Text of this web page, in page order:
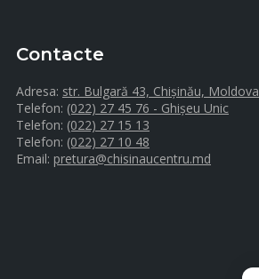
Contacte
Adresa: str. Bulgară 43, Chișinău, Moldova
Telefon: (022) 27 45 76 - Ghișeu Unic
Telefon: (022) 27 15 13
Telefon: (022) 27 10 48
Email: pretura@chisinaucentru.md